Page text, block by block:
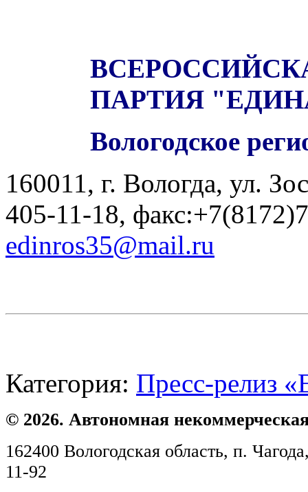
ПАРТИЯ
Вологодское
160011, г. Вологда, ул.
405-11-18,
edinros35@mail.ru
Категория: Пресс-релиз
© 2026. Автономная
162400 Вологодская область, п.
11-92